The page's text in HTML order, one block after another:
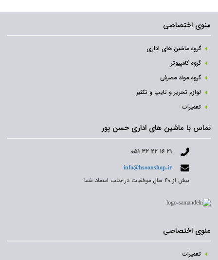
منوی اختصاصی
گروه ماشین های اداری
گروه کامپیوتر
گروه مواد مصرفی
لوازم تحریر و تایپ و تکثیر
تعمیرات
تماس با ماشین های اداری حسن پور
۰۵۱ ۳۲ ۲۲ ۱۶ ۲۱
info@hsoonshop.ir
بیش از ۴۰ سال موفقیت در جلب اعتماد شما
منوی اختصاصی
تعمیرات